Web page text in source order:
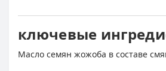
ключевые
Масло семян жожоба в составе